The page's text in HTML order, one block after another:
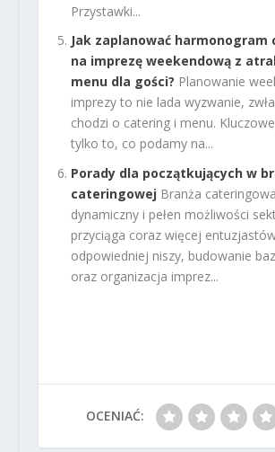
Przystawki...
Jak zaplanować harmonogram
na imprezę weekendową z
menu dla gości? Planowanie
imprezy to nie lada wyzwanie,
chodzi o catering i menu.
tylko to, co podamy na...
Porady dla początkujących w
cateringowej Branża
dynamiczny i pełen możliwości
przyciąga coraz więcej
odpowiedniej niszy, budowanie
oraz organizacja imprez...
OCENIAĆ: